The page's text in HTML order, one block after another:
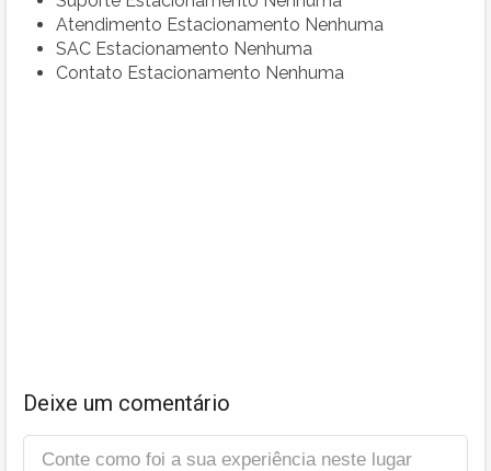
Atendimento Estacionamento Nenhuma
SAC Estacionamento Nenhuma
Contato Estacionamento Nenhuma
Deixe um comentário